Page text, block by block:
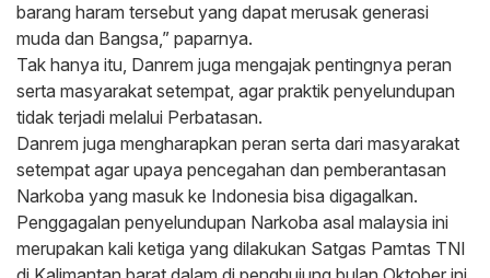
barang haram tersebut yang dapat merusak generasi
muda dan Bangsa,” paparnya.
Tak hanya itu, Danrem juga mengajak pentingnya peran
serta masyarakat setempat, agar praktik penyelundupan
tidak terjadi melalui Perbatasan.
Danrem juga mengharapkan peran serta dari masyarakat
setempat agar upaya pencegahan dan pemberantasan
Narkoba yang masuk ke Indonesia bisa digagalkan.
Penggagalan penyelundupan Narkoba asal malaysia ini
merupakan kali ketiga yang dilakukan Satgas Pamtas TNI